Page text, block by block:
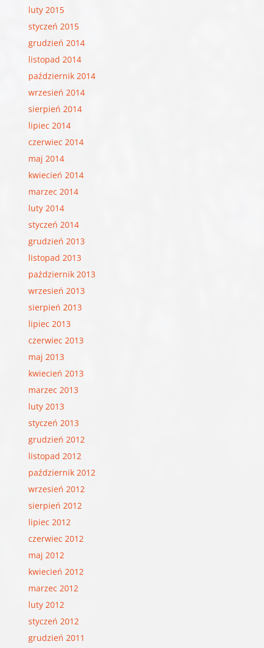
luty 2015
styczeń 2015
grudzień 2014
listopad 2014
październik 2014
wrzesień 2014
sierpień 2014
lipiec 2014
czerwiec 2014
maj 2014
kwiecień 2014
marzec 2014
luty 2014
styczeń 2014
grudzień 2013
listopad 2013
październik 2013
wrzesień 2013
sierpień 2013
lipiec 2013
czerwiec 2013
maj 2013
kwiecień 2013
marzec 2013
luty 2013
styczeń 2013
grudzień 2012
listopad 2012
październik 2012
wrzesień 2012
sierpień 2012
lipiec 2012
czerwiec 2012
maj 2012
kwiecień 2012
marzec 2012
luty 2012
styczeń 2012
grudzień 2011